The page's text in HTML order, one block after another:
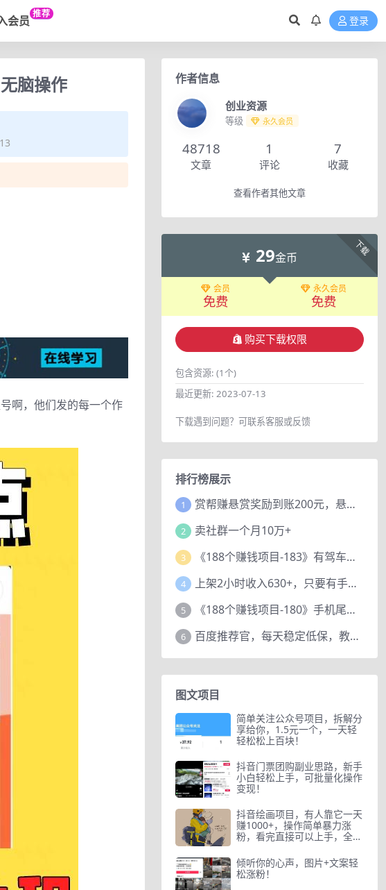
会员 推荐
登录
脑操作
啊，他们发的每一个作
作者信息
创业资源
等级 永久会员
48718
文章
1
评论
7
收藏
查看作者其他文章
下载
29金币
会员
免费
永久会员
免费
购买下载权限
包含资源: (1个)
最近更新: 2023-07-13
下载遇到问题？可联系客服或反馈
排行榜展示
1 赏帮赚悬赏奖励到账200元，悬赏任务多劳多得，人人可做。
2 卖社群一个月10万+
3 《188个赚钱项目-183》有驾车评项目，动动小手，复制粘贴赚44元！
4 上架2小时收入630+，只要有手就能做的AI搞钱项目，奶奶看完都能学会!
5 《188个赚钱项目-180》手机尾号测试评分项目，短视频直播日赚200+
6 百度推荐官，每天稳定低保，教程赠上
图文项目
简单关注公众号项目，拆解分
享给你，1.5元一个，一天轻
轻松松上百块！
抖音门票团购副业思路，新手
小白轻松上手，可批量化操作
变现！
抖音绘画项目，有人靠它一天
赚1000+，操作简单暴力涨
粉，看完直接可以上手，全程
倾听你的心声，图片+文案轻
松涨粉！